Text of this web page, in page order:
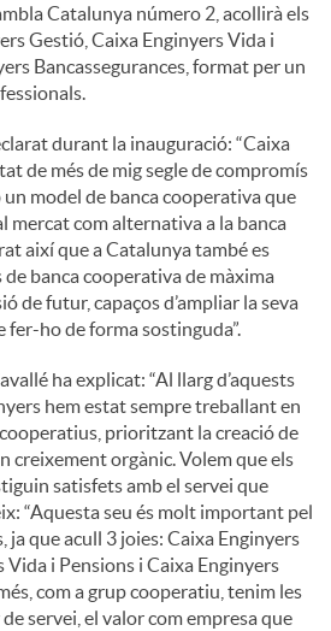
Catalunya número 2, acollirà els
Gestió, Caixa Enginyers Vida i
Bancassegurances, format per un
durant la inauguració: “Caixa
de més de mig segle de compromís
un model de banca cooperativa que
mercat com alternativa a la banca
així que a Catalunya també es
banca cooperativa de màxima
de futur, capaços d’ampliar la seva
ho de forma sostinguda”.
ha explicat: “Al llarg d’aquests
hem estat sempre treballant en
prioritzant la creació de
creixement orgànic. Volem que els
satisfets amb el servei que
“Aquesta seu és molt important pel
ja que acull 3 joies: Caixa Enginyers
Vida i Pensions i Caixa Enginyers
com a grup cooperatiu, tenim les
servei, el valor com empresa que